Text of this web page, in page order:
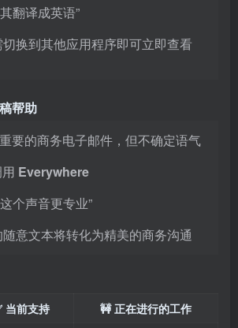
翻译成英语”
切换到其他应用程序即可立即查看
帮助
要的商务电子邮件，但不确定语气
Everywhere
个声音更专业”
意文本将转化为精美的商务沟通
当前支持
🚧 正在进行的工作